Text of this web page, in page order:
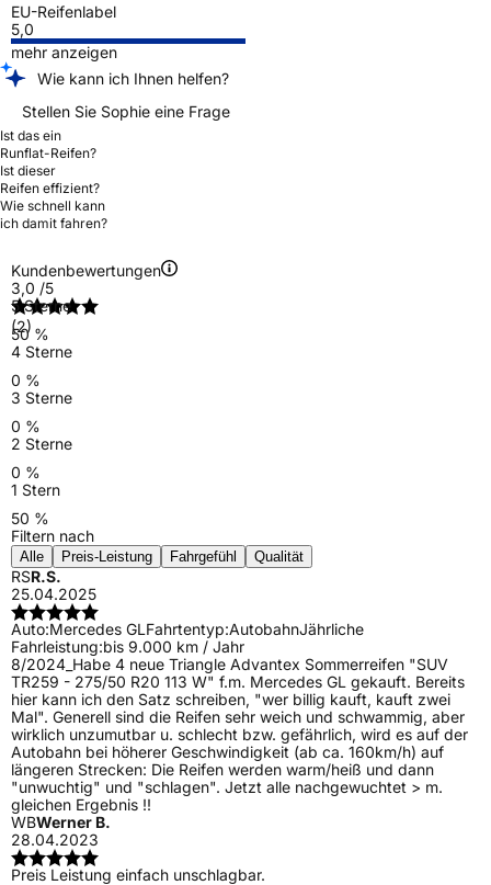
EU-Reifenlabel
5,0
mehr anzeigen
Wie kann ich Ihnen helfen?
Stellen Sie Sophie eine Frage
Ist das ein
Runflat-Reifen?
Ist dieser
Reifen effizient?
Wie schnell kann
ich damit fahren?
Kundenbewertungen
3,0 /5
(2)
5 Sterne
50 %
4 Sterne
0 %
3 Sterne
0 %
2 Sterne
0 %
1 Stern
50 %
Filtern nach
Alle Preis-Leistung Fahrgefühl Qualität
RSR.S.
25.04.2025
Auto:Mercedes GLFahrtentyp:AutobahnJährliche
Fahrleistung:bis 9.000 km / Jahr
8/2024_Habe 4 neue Triangle Advantex Sommerreifen "SUV
TR259 - 275/50 R20 113 W" f.m. Mercedes GL gekauft. Bereits
hier kann ich den Satz schreiben, "wer billig kauft, kauft zwei
Mal". Generell sind die Reifen sehr weich und schwammig, aber
wirklich unzumutbar u. schlecht bzw. gefährlich, wird es auf der
Autobahn bei höherer Geschwindigkeit (ab ca. 160km/h) auf
längeren Strecken: Die Reifen werden warm/heiß und dann
"unwuchtig" und "schlagen". Jetzt alle nachgewuchtet > m.
gleichen Ergebnis !!
WBWerner B.
28.04.2023
Preis Leistung einfach unschlagbar.